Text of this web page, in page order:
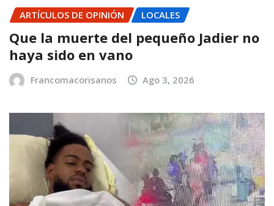
ARTÍCULOS DE OPINIÓN LOCALES
Que la muerte del pequeño Jadier no
haya sido en vano
Francomacorisanos Ago 3, 2026